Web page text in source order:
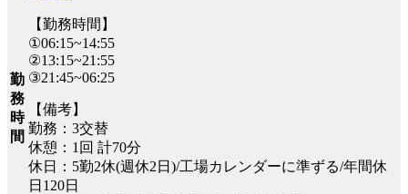
勤
務
時
間
【勤務時間】
①06:15~14:55
②13:15~21:55
③21:45~06:25
【備考】
勤務：3交替
休憩：1回 計70分
休日：5勤2休(週休2日)/工場カレンダーに準ずる/年間休
日120日